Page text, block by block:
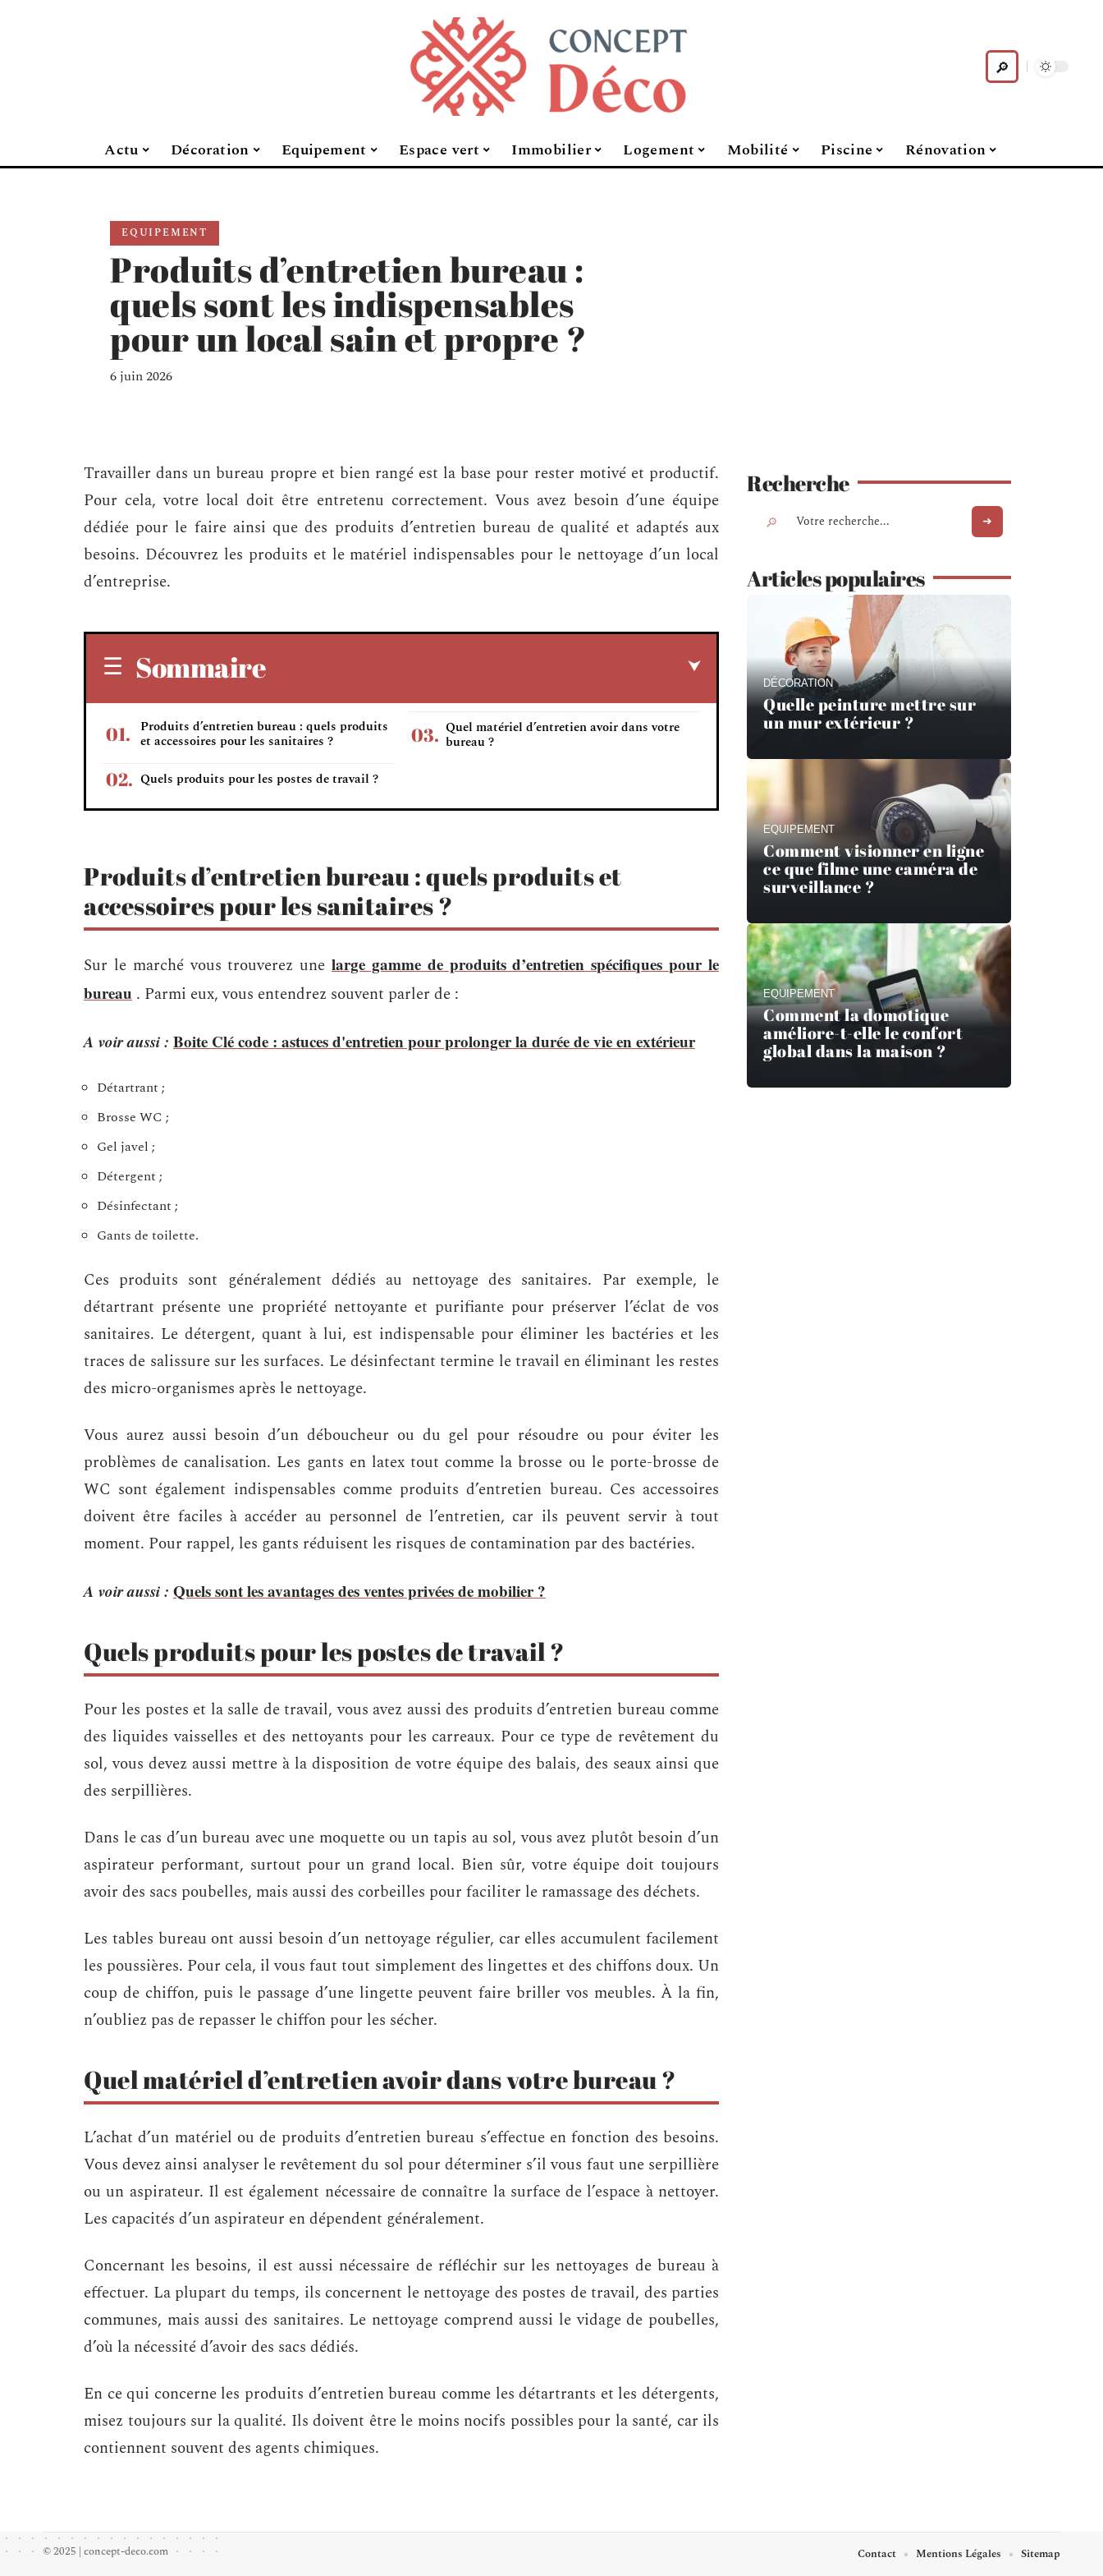
Actu Décoration Equipement Espace vert Immobilier Logement Mobilité Piscine Rénovation
EQUIPEMENT
Produits d’entretien bureau :
quels sont les indispensables
pour un local sain et propre ?
6 juin 2026
Travailler dans un bureau propre et bien rangé est la base pour rester motivé et productif.
Pour cela, votre local doit être entretenu correctement. Vous avez besoin d’une équipe
dédiée pour le faire ainsi que des produits d’entretien bureau de qualité et adaptés aux
besoins. Découvrez les produits et le matériel indispensables pour le nettoyage d’un local
d’entreprise.
Sommaire
Produits d’entretien bureau : quels produits
et accessoires pour les sanitaires ?
Quels produits pour les postes de travail ?
Quel matériel d’entretien avoir dans votre
bureau ?
Produits d’entretien bureau : quels produits et
accessoires pour les sanitaires ?
Sur le marché vous trouverez unelarge gamme de produits d’entretien spécifiques pour le
bureau . Parmi eux, vous entendrez souvent parler de :
A voir aussi : Boite Clé code : astuces d'entretien pour prolonger la durée de vie en extérieur
Détartrant ;
Brosse WC ;
Gel javel ;
Détergent ;
Désinfectant ;
Gants de toilette.
Ces produits sont généralement dédiés au nettoyage des sanitaires. Par exemple, le
détartrant présente une propriété nettoyante et purifiante pour préserver l’éclat de vos
sanitaires. Le détergent, quant à lui, est indispensable pour éliminer les bactéries et les
traces de salissure sur les surfaces. Le désinfectant termine le travail en éliminant les restes
des micro-organismes après le nettoyage.
Vous aurez aussi besoin d’un déboucheur ou du gel pour résoudre ou pour éviter les
problèmes de canalisation. Les gants en latex tout comme la brosse ou le porte-brosse de
WC sont également indispensables comme produits d’entretien bureau. Ces accessoires
doivent être faciles à accéder au personnel de l’entretien, car ils peuvent servir à tout
moment. Pour rappel, les gants réduisent les risques de contamination par des bactéries.
A voir aussi : Quels sont les avantages des ventes privées de mobilier ?
Quels produits pour les postes de travail ?
Pour les postes et la salle de travail, vous avez aussi des produits d’entretien bureau comme
des liquides vaisselles et des nettoyants pour les carreaux. Pour ce type de revêtement du
sol, vous devez aussi mettre à la disposition de votre équipe des balais, des seaux ainsi que
des serpillières.
Dans le cas d’un bureau avec une moquette ou un tapis au sol, vous avez plutôt besoin d’un
aspirateur performant, surtout pour un grand local. Bien sûr, votre équipe doit toujours
avoir des sacs poubelles, mais aussi des corbeilles pour faciliter le ramassage des déchets.
Les tables bureau ont aussi besoin d’un nettoyage régulier, car elles accumulent facilement
les poussières. Pour cela, il vous faut tout simplement des lingettes et des chiffons doux. Un
coup de chiffon, puis le passage d’une lingette peuvent faire briller vos meubles. À la fin,
n’oubliez pas de repasser le chiffon pour les sécher.
Quel matériel d’entretien avoir dans votre bureau ?
L’achat d’un matériel ou de produits d’entretien bureau s’effectue en fonction des besoins.
Vous devez ainsi analyser le revêtement du sol pour déterminer s’il vous faut une serpillière
ou un aspirateur. Il est également nécessaire de connaître la surface de l’espace à nettoyer.
Les capacités d’un aspirateur en dépendent généralement.
Concernant les besoins, il est aussi nécessaire de réfléchir sur les nettoyages de bureau à
effectuer. La plupart du temps, ils concernent le nettoyage des postes de travail, des parties
communes, mais aussi des sanitaires. Le nettoyage comprend aussi le vidage de poubelles,
d’où la nécessité d’avoir des sacs dédiés.
En ce qui concerne les produits d’entretien bureau comme les détartrants et les détergents,
misez toujours sur la qualité. Ils doivent être le moins nocifs possibles pour la santé, car ils
contiennent souvent des agents chimiques.
Recherche
Articles populaires
DÉCORATION
Quelle peinture mettre sur
un mur extérieur ?
EQUIPEMENT
Comment visionner en ligne
ce que filme une caméra de
surveillance ?
EQUIPEMENT
Comment la domotique
améliore-t-elle le confort
global dans la maison ?
© 2025 | concept-deco.com Contact Mentions Légales Sitemap